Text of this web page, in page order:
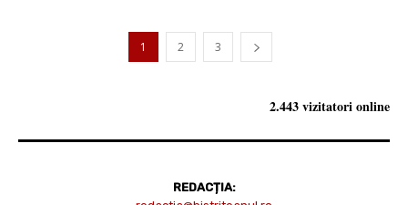
1 2 3
2.443 vizitatori online
REDACȚIA: